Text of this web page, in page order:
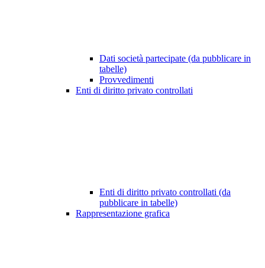
Dati società partecipate (da pubblicare in
tabelle)
Provvedimenti
Enti di diritto privato controllati
Enti di diritto privato controllati (da
pubblicare in tabelle)
Rappresentazione grafica